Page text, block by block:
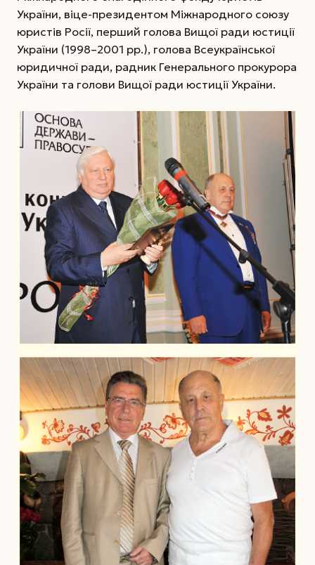
України, віце-президентом Міжнародного союзу
юристів Росії, перший голова Вищої ради юстиції
України (1998–2001 рр.), голова Всеукраїнської
юридичної ради, радник Генерального прокурора
України та голови Вищої ради юстиції України.